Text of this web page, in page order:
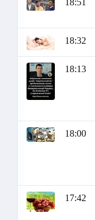
18:51
18:32
18:13
18:00
17:42